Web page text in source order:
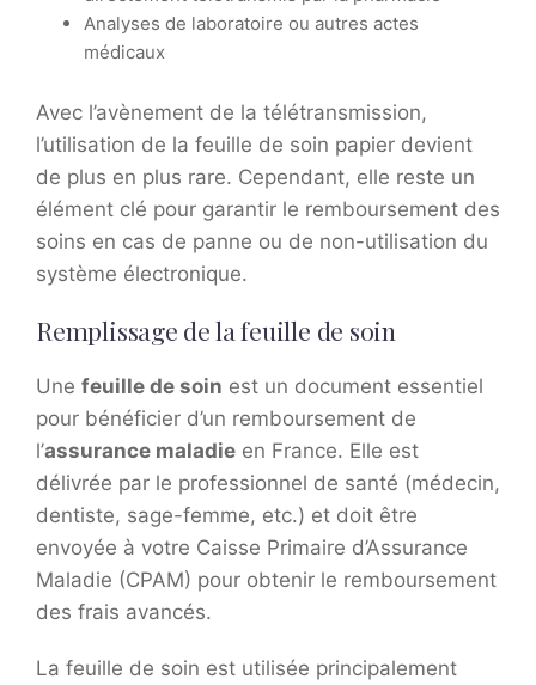
Analyses de laboratoire ou autres actes
médicaux
Avec l’avènement de la télétransmission,
l’utilisation de la feuille de soin papier devient
de plus en plus rare. Cependant, elle reste un
élément clé pour garantir le remboursement des
soins en cas de panne ou de non-utilisation du
système électronique.
Remplissage de la feuille de soin
Une feuille de soin est un document essentiel
pour bénéficier d’un remboursement de
l’assurance maladie en France. Elle est
délivrée par le professionnel de santé (médecin,
dentiste, sage-femme, etc.) et doit être
envoyée à votre Caisse Primaire d’Assurance
Maladie (CPAM) pour obtenir le remboursement
des frais avancés.
La feuille de soin est utilisée principalement